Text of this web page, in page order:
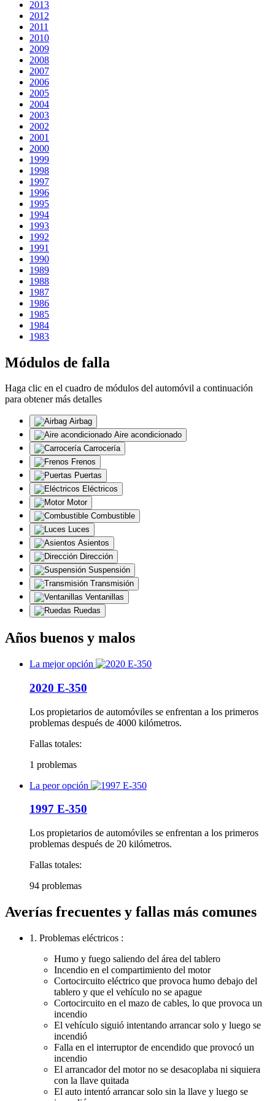
2013
2012
2011
2010
2009
2008
2007
2006
2005
2004
2003
2002
2001
2000
1999
1998
1997
1996
1995
1994
1993
1992
1991
1990
1989
1988
1987
1986
1985
1984
1983
Módulos de falla
Haga clic en el cuadro de módulos del automóvil a continuación
para obtener más detalles
Airbag
Aire acondicionado
Carrocería
Frenos
Puertas
Eléctricos
Motor
Combustible
Luces
Asientos
Dirección
Suspensión
Transmisión
Ventanillas
Ruedas
Años buenos y malos
La mejor opción
2020 E-350
Los propietarios de automóviles se enfrentan a los primeros
problemas después de 4000 kilómetros.
Fallas totales:
1 problemas
La peor opción
1997 E-350
Los propietarios de automóviles se enfrentan a los primeros
problemas después de 20 kilómetros.
Fallas totales:
94 problemas
Averías frecuentes y fallas más comunes
1. Problemas eléctricos :
Humo y fuego saliendo del área del tablero
Incendio en el compartimiento del motor
Cortocircuito eléctrico que provoca humo debajo del
tablero y que el vehículo no se apague
Cortocircuito en el mazo de cables, lo que provoca un
incendio
El vehículo siguió intentando arrancar solo y luego se
incendió
Falla en el interruptor de encendido que provocó un
incendio
El arrancador del motor no se desacoplaba ni siquiera
con la llave quitada
El auto intentó arrancar solo sin la llave y luego se